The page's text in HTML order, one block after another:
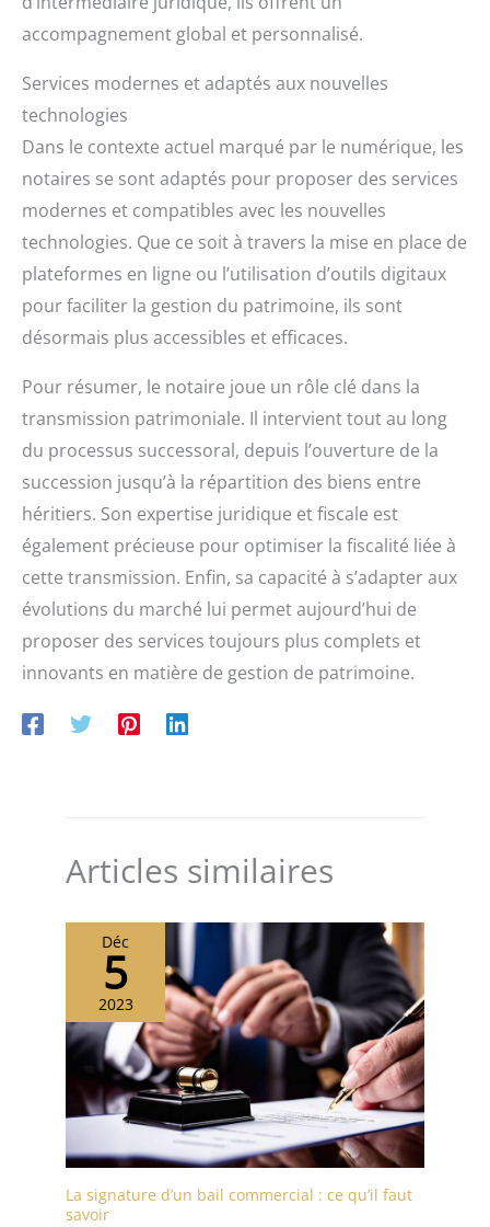
accompagnement global et personnalisé.
Services modernes et adaptés aux nouvelles
technologies
Dans le contexte actuel marqué par le numérique, les
notaires se sont adaptés pour proposer des services
modernes et compatibles avec les nouvelles
technologies. Que ce soit à travers la mise en place de
plateformes en ligne ou l’utilisation d’outils digitaux
pour faciliter la gestion du patrimoine, ils sont
désormais plus accessibles et efficaces.
Pour résumer, le notaire joue un rôle clé dans la
transmission patrimoniale. Il intervient tout au long
du processus successoral, depuis l’ouverture de la
succession jusqu’à la répartition des biens entre
héritiers. Son expertise juridique et fiscale est
également précieuse pour optimiser la fiscalité liée à
cette transmission. Enfin, sa capacité à s’adapter aux
évolutions du marché lui permet aujourd’hui de
proposer des services toujours plus complets et
innovants en matière de gestion de patrimoine.
Articles similaires
Déc
5
2023
La signature d’un bail commercial : ce qu’il faut
savoir